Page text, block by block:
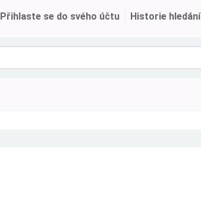
Přihlaste se do svého účtu Historie hledání